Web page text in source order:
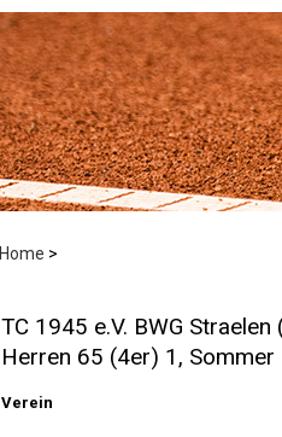
Home >
TC 1945 e.V. BWG
Herren 65 (4er) 1,
Verein